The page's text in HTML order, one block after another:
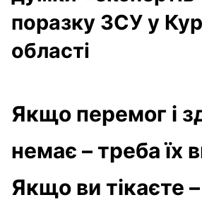
поразку ЗСУ у
області
Якщо перемог і
немає – треба їх
Якщо ви тікаєте